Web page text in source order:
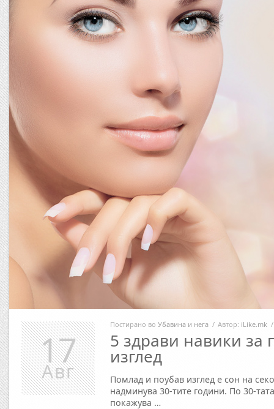
Постирано во Убавина и нега / Автор: iLike.mk /
5 здрави навики за
изглед
Помлад и поубав изглед е сон на
надминува 30-тите години. По 30-
покажува …
17
Авг